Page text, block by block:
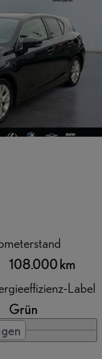
108.000 km
Label
Grün